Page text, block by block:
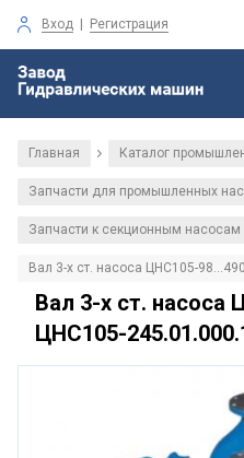
Вход | Регистрация
Главная / Каталог
Запчасти для промышленных
Запчасти к секционным насосам
Вал 3-х ст. насоса ЦНС105-
Вал 3-х ст. насоса
ЦНС105-